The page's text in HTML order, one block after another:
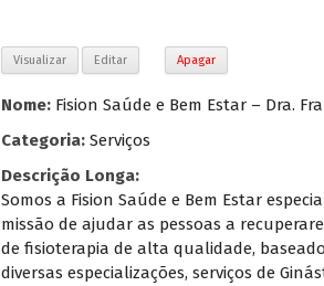
Visualizar Editar Apagar
Nome: Fision Saúde e Bem Estar – Dra.
Categoria: Serviços
Descrição Longa:
Somos a Fision Saúde e Bem Estar
missão de ajudar as pessoas a
de fisioterapia de alta qualidade,
diversas especializações, serviços de